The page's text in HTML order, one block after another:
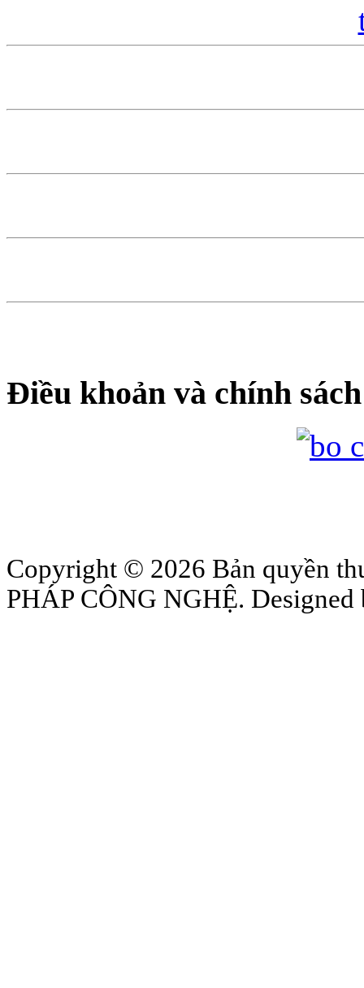
Điều khoản và chính sách
Copyright © 2026 Bản quyền
PHÁP CÔNG NGHỆ.